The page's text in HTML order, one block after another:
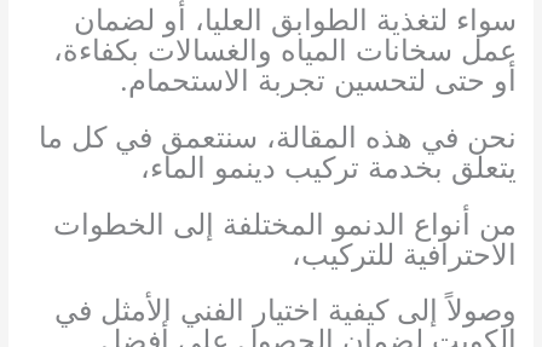
سواء لتغذية الطوابق العليا، أو لضمان
عمل سخانات المياه والغسالات بكفاءة،
أو حتى لتحسين تجربة الاستحمام.
نحن في هذه المقالة، سنتعمق في كل ما
يتعلق بخدمة تركيب دينمو الماء،
من أنواع الدنمو المختلفة إلى الخطوات
الاحترافية للتركيب،
وصولاً إلى كيفية اختيار الفني الأمثل في